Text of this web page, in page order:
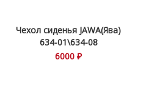
Чехол сиденья JAWA(Ява)
634-01\634-08
6000 ₽